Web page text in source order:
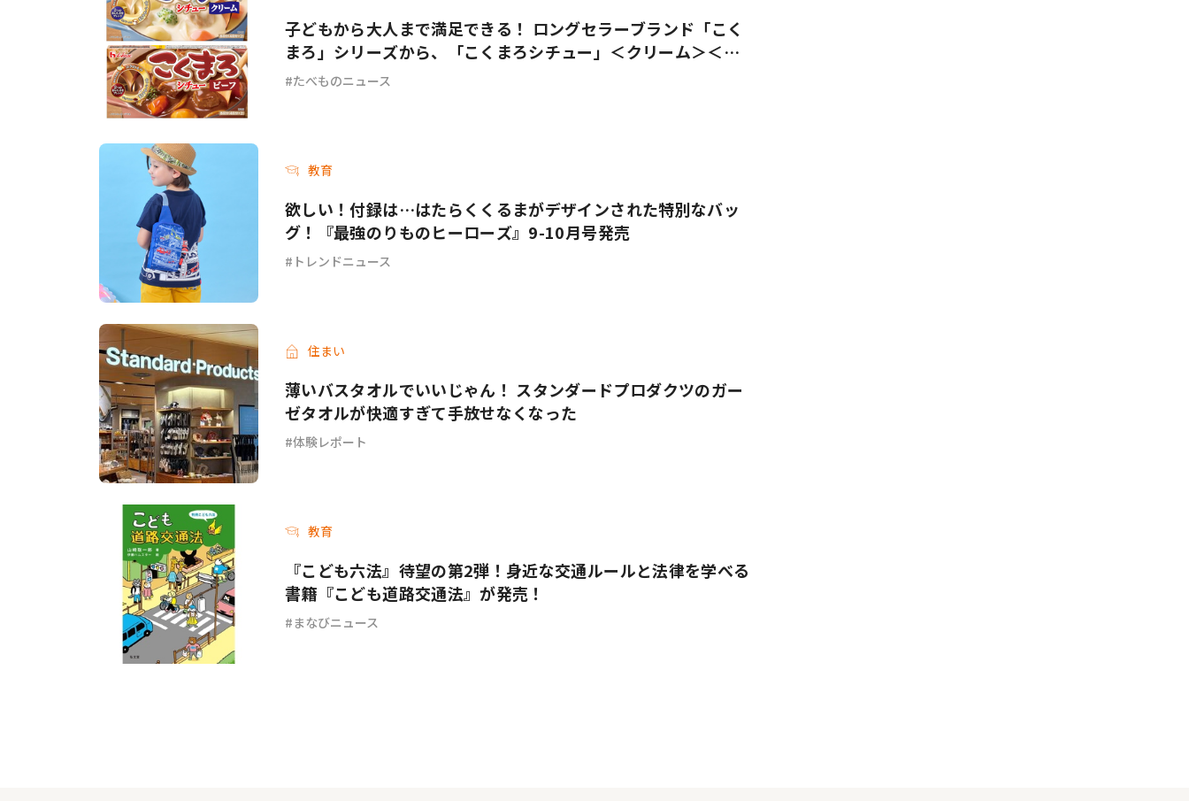
子どもから大人まで満足できる！ ロングセラーブランド「こく
まろ」シリーズから、「こくまろシチュー」＜クリーム＞＜ビ
ーフ＞が新発売
たべものニュース
教育
欲しい！付録は…はたらくくるまがデザインされた特別なバッ
グ！『最強のりものヒーローズ』9-10月号発売
トレンドニュース
住まい
薄いバスタオルでいいじゃん！ スタンダードプロダクツのガー
ゼタオルが快適すぎて手放せなくなった
体験レポート
教育
『こども六法』待望の第2弾！身近な交通ルールと法律を学べる
書籍『こども道路交通法』が発売！
まなびニュース